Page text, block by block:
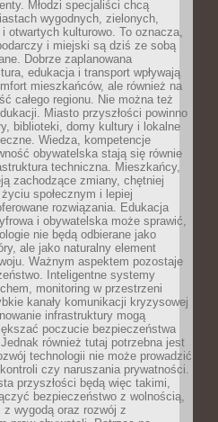
Młodzi specjaliści chcą
wygodnych, zielonych,
otwartych kulturowo. To oznacza,
i miejski są dziś ze sobą
Dobrze zaplanowana
edukacja i transport wpływają
mieszkańców, ale również na
całego regionu. Nie można też
Miasto przyszłości powinno
biblioteki, domy kultury i lokalne
Wiedza, kompetencje
obywatelska stają się równie
techniczna. Mieszkańcy,
zachodzące zmiany, chętniej
społecznym i lepiej
rozwiązania. Edukacja
i obywatelska może sprawić,
nie będą odbierane jako
ale jako naturalny element
Ważnym aspektem pozostaje
Inteligentne systemy
monitoring w przestrzeni
kanały komunikacji kryzysowej
infrastruktury mogą
poczucie bezpieczeństwa
również tutaj potrzebna jest
technologii nie może prowadzić
czy naruszania prywatności.
przyszłości będą więc takimi,
bezpieczeństwo z wolnością,
z wygodą oraz rozwój z